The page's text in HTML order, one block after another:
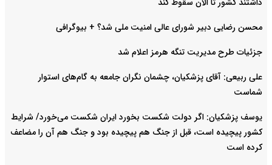
محسن رضایی دبیر شورای عالی امنیت ملی شد؟ + بیوگرافی
جزئیات طرح مدیریت تنگه هرمز اعلام شد
علی ربیعی: آقای پزشکیان، چشمان نگران جامعه به گام‌های استوار
شماست
یوسف پزشکیان: اگر دولت شکست بخورد ایران شکست می‌خورد/ شرایط
کشور پیچیده است، قبل از جنگ هم پیچیده بود و جنگ هم آن را مضاعف‌
کرده است